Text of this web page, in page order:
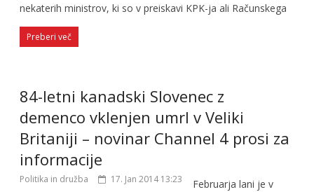
nekaterih ministrov, ki so v preiskavi KPK-ja ali Računskega
Preberi več
84-letni kanadski Slovenec z
demenco vklenjen umrl v Veliki
Britaniji – novinar Channel 4 prosi za
informacije
Politika in družba 17. Jan 2014 13:23
Februarja lani je v